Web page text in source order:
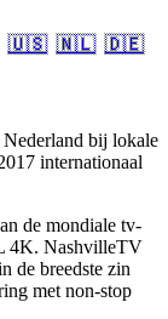
🇺🇸 🇳🇱 🇩🇪
bij lokale
internationaal
de mondiale tv-
4K. NashvilleTV
de breedste zin
met non-stop